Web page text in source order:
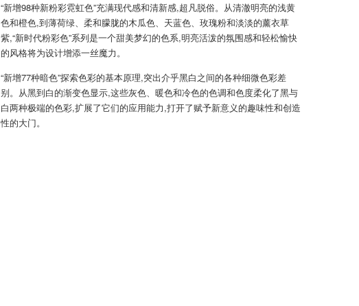
“新增98种新粉彩霓虹色”充满现代感和清新感,超凡脱俗。从清澈明亮的浅黄
色和橙色,到薄荷绿、柔和朦胧的木瓜色、天蓝色、玫瑰粉和淡淡的薰衣草
紫,“新时代粉彩色”系列是一个甜美梦幻的色系,明亮活泼的氛围感和轻松愉快
的风格将为设计增添一丝魔力。
“新增77种暗色”探索色彩的基本原理,突出介乎黑白之间的各种细微色彩差
别。从黑到白的渐变色显示,这些灰色、暖色和冷色的色调和色度柔化了黑与
白两种极端的色彩,扩展了它们的应用能力,打开了赋予新意义的趣味性和创造
性的大门。